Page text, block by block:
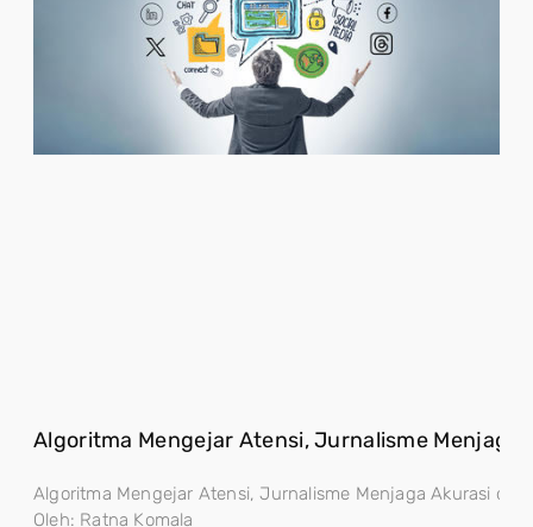
Algoritma Mengejar Atensi, Jurnalisme Menjaga
Algoritma Mengejar Atensi, Jurnalisme Menjaga Akurasi dan
Oleh: Ratna Komala